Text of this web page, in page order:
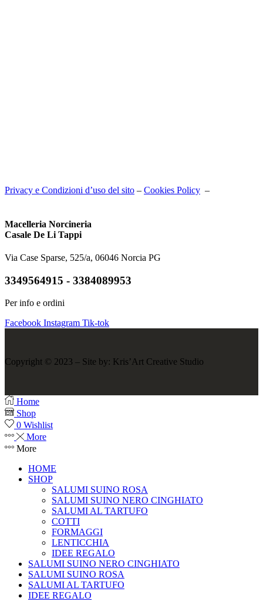
Privacy e Condizioni d’uso del sito – Cookies Policy –
Macelleria Norcineria
Casale De Li Tappi
Via Case Sparse, 525/a, 06046 Norcia PG
3349564915 - 3384089953
Per info e ordini
Facebook Instagram Tik-tok
Copyright © 2023 – Site by: Kris’Art Creative Studio
Home
Shop
0 Wishlist
More
More
HOME
SHOP
SALUMI SUINO ROSA
SALUMI SUINO NERO CINGHIATO
SALUMI AL TARTUFO
COTTI
FORMAGGI
LENTICCHIA
IDEE REGALO
SALUMI SUINO NERO CINGHIATO
SALUMI SUINO ROSA
SALUMI AL TARTUFO
IDEE REGALO